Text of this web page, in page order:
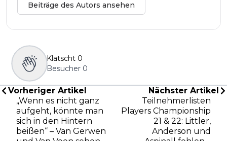
Beiträge des Autors ansehen
Klatscht 0
Besucher 0
Vorheriger Artikel
„Wenn es nicht ganz
aufgeht, könnte man
sich in den Hintern
beißen“ – Van Gerwen
Nächster Artikel
Teilnehmerlisten
Players Championship
21 & 22: Littler,
Anderson und